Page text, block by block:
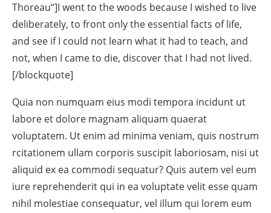
Thoreau“]I went to the woods because I wished to live
deliberately, to front only the essential facts of life,
and see if I could not learn what it had to teach, and
not, when I came to die, discover that I had not lived.
[/blockquote]
Quia non numquam eius modi tempora incidunt ut
labore et dolore magnam aliquam quaerat
voluptatem. Ut enim ad minima veniam, quis nostrum
rcitationem ullam corporis suscipit laboriosam, nisi ut
aliquid ex ea commodi sequatur? Quis autem vel eum
iure reprehenderit qui in ea voluptate velit esse quam
nihil molestiae consequatur, vel illum qui lorem eum